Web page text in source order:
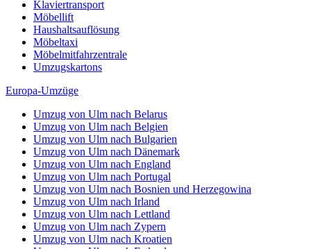
Klaviertransport
Möbellift
Haushaltsauflösung
Möbeltaxi
Möbelmitfahrzentrale
Umzugskartons
Europa-Umzüge
Umzug von Ulm nach Belarus
Umzug von Ulm nach Belgien
Umzug von Ulm nach Bulgarien
Umzug von Ulm nach Dänemark
Umzug von Ulm nach England
Umzug von Ulm nach Portugal
Umzug von Ulm nach Bosnien und Herzegowina
Umzug von Ulm nach Irland
Umzug von Ulm nach Lettland
Umzug von Ulm nach Zypern
Umzug von Ulm nach Kroatien